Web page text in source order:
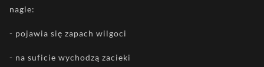
nagle:
- pojawia się zapach wilgoci
- na suficie wychodzą zacieki